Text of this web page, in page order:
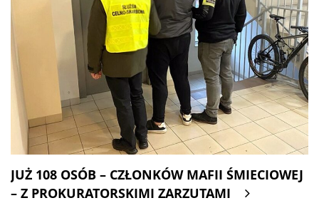
JUŻ 108 OSÓB – CZŁONKÓW MAFII ŚMIECIOWEJ
– Z PROKURATORSKIMI ZARZUTAMI